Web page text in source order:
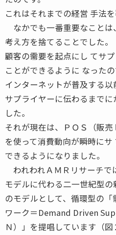
これはそれまでの経営 手法
なかでも一番重要なことは
考え方を捨てることでした。
顧客の需要を起点にし てサ
ことができるように なったの
インターネットが普及する
サプライヤーに伝わるまで
した。
それが現在は、ＰＯＳ（販売
を使って消費動向が瞬時に
できるようになりました。
われわれＡＭＲリサーチで
モデルに代わる二一世紀型
のモデルとして、循環型の
ワーク＝Demand Driven
Ｎ）」を提唱しています（図